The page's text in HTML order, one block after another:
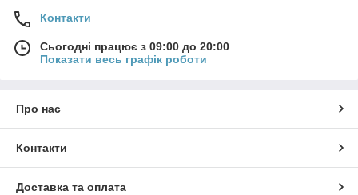
Контакти
Сьогодні працює з 09:00 до 20:00
Показати весь графік роботи
Про нас
Контакти
Доставка та оплата